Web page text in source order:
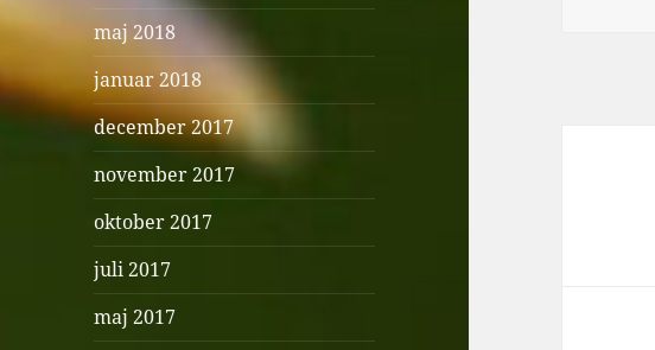
maj 2018
januar 2018
december 2017
november 2017
oktober 2017
juli 2017
maj 2017